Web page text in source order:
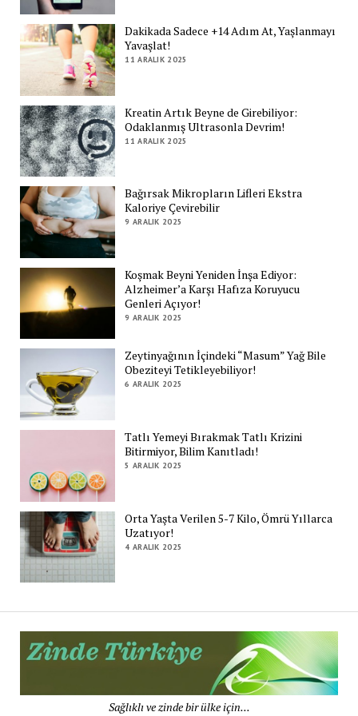
Dakikada Sadece +14 Adım At, Yaşlanmayı
Yavaşlat!
11 ARALIK 2025
Kreatin Artık Beyne de Girebiliyor:
Odaklanmış Ultrasonla Devrim!
11 ARALIK 2025
Bağırsak Mikropların Lifleri Ekstra
Kaloriye Çevirebilir
9 ARALIK 2025
Koşmak Beyni Yeniden İnşa Ediyor:
Alzheimer’a Karşı Hafıza Koruyucu
Genleri Açıyor!
9 ARALIK 2025
Zeytinyağının İçindeki “Masum” Yağ Bile
Obeziteyi Tetikleyebiliyor!
6 ARALIK 2025
Tatlı Yemeyi Bırakmak Tatlı Krizini
Bitirmiyor, Bilim Kanıtladı!
5 ARALIK 2025
Orta Yaşta Verilen 5-7 Kilo, Ömrü Yıllarca
Uzatıyor!
4 ARALIK 2025
Sağlıklı ve zinde bir ülke için...